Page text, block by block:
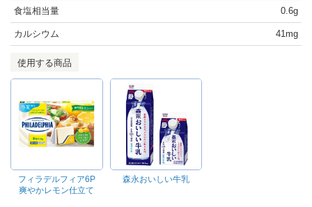
食塩相当量 0.6g
カルシウム 41mg
使用する商品
フィラデルフィア6P
爽やかレモン仕立て
森永おいしい牛乳